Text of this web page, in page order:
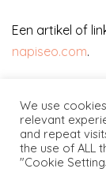
Een artikel of
napiseo.com.
We use
relevant
and repeat
the use of ALL
"Cookie